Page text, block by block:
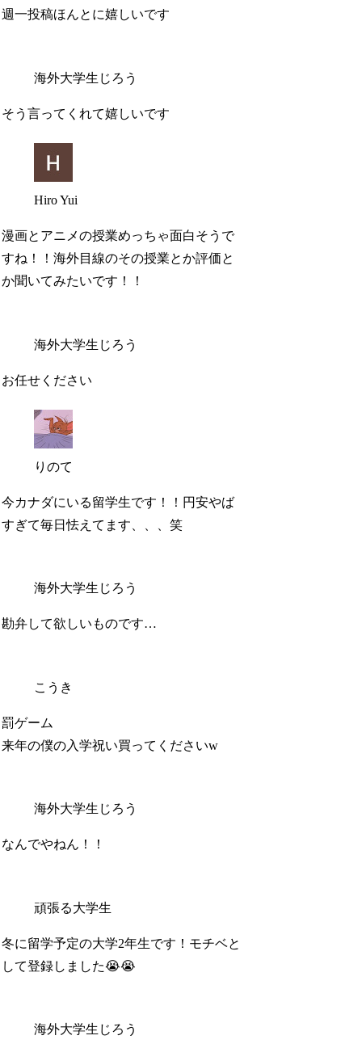
週一投稿ほんとに嬉しいです
海外大学生じろう
そう言ってくれて嬉しいです
Hiro Yui
漫画とアニメの授業めっちゃ面白そうで
すね！！海外目線のその授業とか評価と
か聞いてみたいです！！
海外大学生じろう
お任せください
りのて
今カナダにいる留学生です！！円安やば
すぎて毎日怯えてます、、、笑
海外大学生じろう
勘弁して欲しいものです…
こうき
罰ゲーム
来年の僕の入学祝い買ってくださいw
海外大学生じろう
なんでやねん！！
頑張る大学生
冬に留学予定の大学2年生です！モチベと
して登録しました😭😭
海外大学生じろう